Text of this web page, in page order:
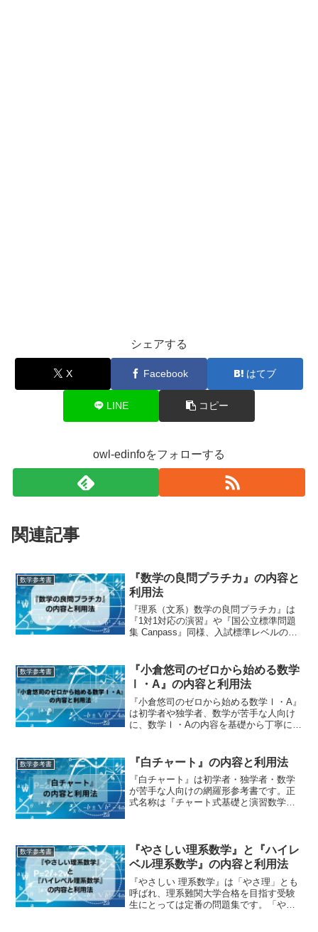
シェアする
X Facebook はてブ
LINE コピー
owl-edinfoをフォローする
関連記事
数学参考書
『数学の良問プラチカ』の内容と
利用法
『理系（文系）数学の良問プラチカ』は
『1対1対応の演習』や『国公立標準問題
集 Canpass』同様、入試標準レベルの典
た人にとっては、難関大学受験用の問題
集に入る前の準...
数学参考書
『小倉悠司のゼロから始める数学
Ⅰ・A』の内容と利用法
『小倉悠司のゼロから始める数学Ⅰ・A』
は初学者や独学者、数学が苦手な人向け
に、数学Ⅰ・Aの内容を基礎から丁寧に解
と約800ページとなかなかのボリュームで
すが、解説は...
数学参考書 『白チャート』の内容と利用法
『白チャート』は初学者・独学者・数学
が苦手な人向けの網羅形参考書です。正
式名称は『チャート式基礎と演習数学』
で、ここでも『白チャート...
数学参考書
『やさしい理系数学』と『ハイレ
ベル理系数学』の内容と利用法
『やさしい 理系数学』は「やさ理」とも
呼ばれ、理系難関大学合格を目指す受験
生にとっては定番の問題集です。「やさ